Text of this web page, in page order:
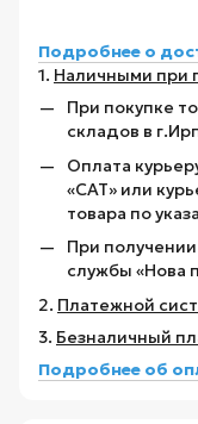
Подробнее о
1. Наличными при
При покупке
складов в
Оплата
«САТ» или
товара по
При
службы «Нова
2. Платежной
3. Безналичный
Подробнее об